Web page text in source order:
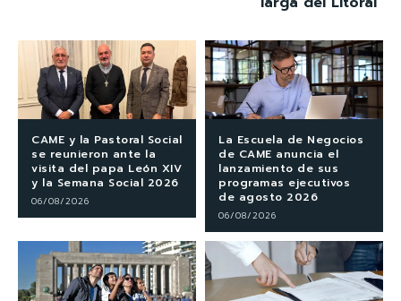
CAME y la Pastoral Social
se reunieron ante la
visita del papa León XIV
y la Semana Social 2026
06/08/2026
La Escuela de Negocios
de CAME anuncia el
lanzamiento de sus
programas ejecutivos
de agosto 2026
06/08/2026